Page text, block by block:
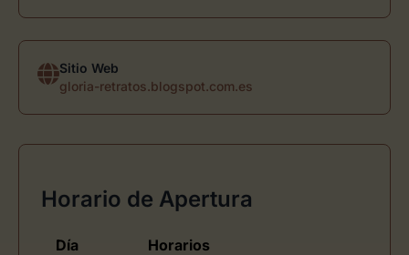
Sitio Web
gloria-retratos.blogspot.com.es
Horario de Apertura
Día Horarios